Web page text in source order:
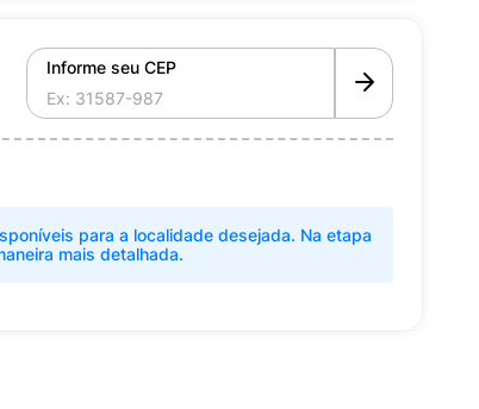
Informe seu CEP
para a localidade desejada. Na etapa
mais detalhada.